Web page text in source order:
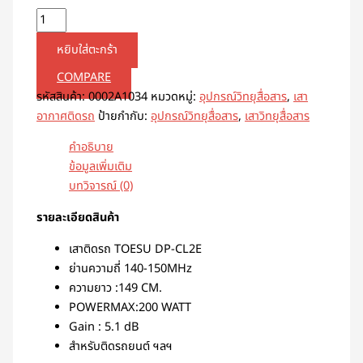
หยิบใส่ตะกร้า
COMPARE
รหัสสินค้า:0002A1034 หมวดหมู่:อุปกรณ์วิทยุสื่อสาร,เสา
อากาศติดรถ ป้ายกำกับ:อุปกรณ์วิทยุสื่อสาร,เสาวิทยุสื่อสาร
คำอธิบาย
ข้อมูลเพิ่มเติม
บทวิจารณ์ (0)
รายละเอียดสินค้า
เสาติดรถ TOESU DP-CL2E
ย่านความถี่ 140-150MHz
ความยาว :149 CM.
POWERMAX:200 WATT
Gain : 5.1 dB
สำหรับติดรถยนต์ ฯลฯ